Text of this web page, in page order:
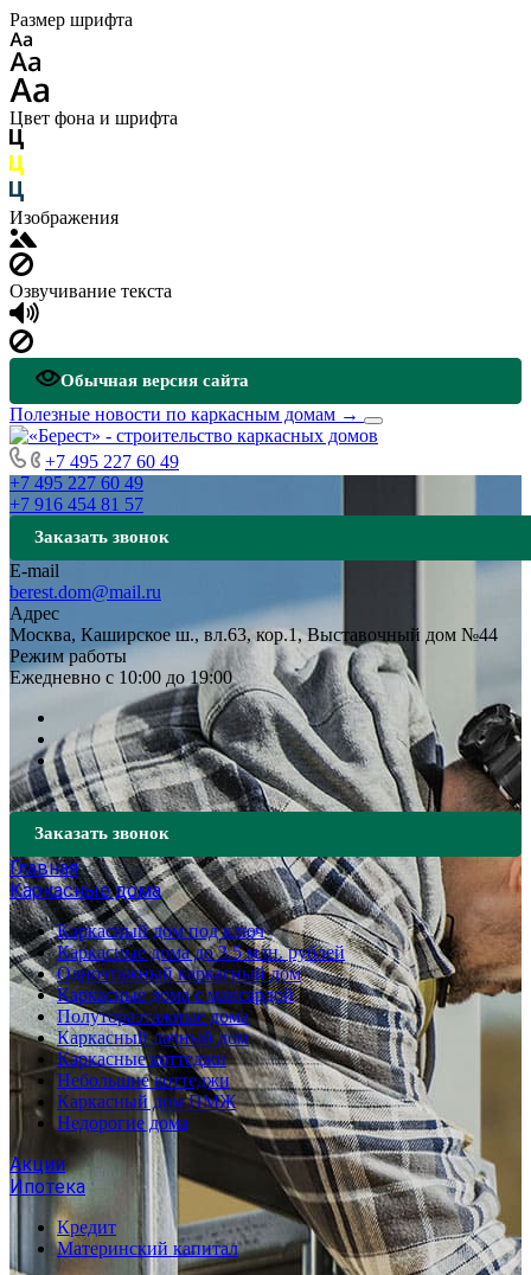
Размер шрифта
Цвет фона и шрифта
Изображения
Озвучивание текста
Обычная версия сайта
Полезные новости по каркасным домам →
+7 495 227 60 49
+7 495 227 60 49
+7 916 454 81 57
Заказать звонок
E-mail
berest.dom@mail.ru
Адрес
Москва, Каширское ш., вл.63, кор.1, Выставочный дом №44
Режим работы
Ежедневно с 10:00 до 19:00
Заказать звонок
Главная
Каркасные дома
Каркасный дом под ключ
Каркасные дома до 3.5 млн. рублей
Одноэтажный каркасный дом
Каркасные дома с мансардой
Полутораэтажные дома
Каркасный дачный дом
Каркасные коттеджи
Небольшие коттеджи
Каркасный дом ПМЖ
Недорогие дома
Акции
Ипотека
Кредит
Материнский капитал